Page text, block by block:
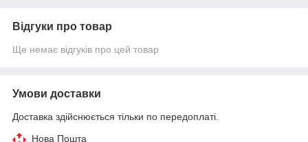
Відгуки про товар
Ще немає відгуків про цей товар
Умови доставки
Доставка здійснюється тільки по передоплаті.
Нова Пошта